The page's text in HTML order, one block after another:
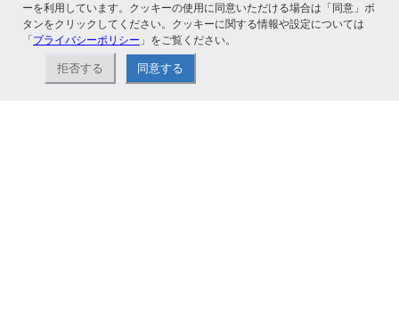
関連サービス
ーを利用しています。クッキーの使用に同意いただける場合は「同意」ボ
タンをクリックしてください。クッキーに関する情報や設定については
「プライバシーポリシー 」をご覧ください。
拒否する 同意する